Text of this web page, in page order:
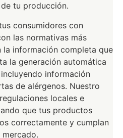
tu producción.
consumidores con
las normativas más
información completa que
la generación automática
información
de alérgenos. Nuestro
locales e
que tus productos
correctamente y cumplan